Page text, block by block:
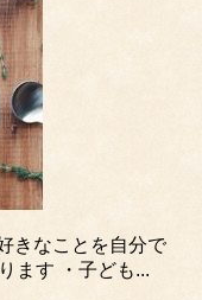
きなことを自分で
ます ・子ども...